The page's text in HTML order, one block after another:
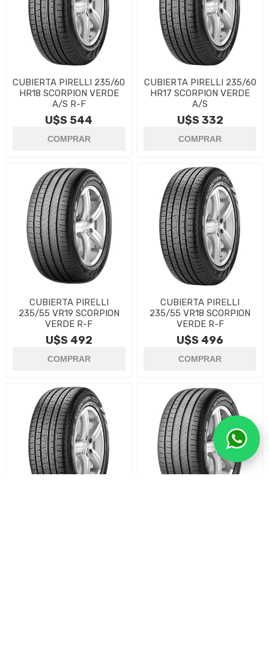
CUBIERTA PIRELLI 235/60
HR18 SCORPION VERDE
A/S R-F
U$S 544
CUBIERTA PIRELLI 235/60
HR17 SCORPION VERDE
A/S
U$S 332
CUBIERTA PIRELLI
235/55 VR19 SCORPION
VERDE R-F
U$S 492
CUBIERTA PIRELLI
235/55 VR18 SCORPION
VERDE R-F
U$S 496